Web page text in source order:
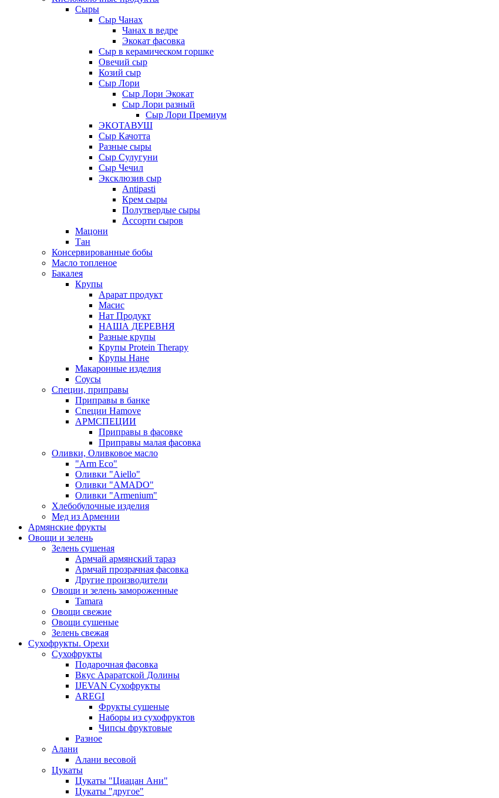
Сыры
Сыр Чанах
Чанах в ведре
Экокат фасовка
Сыр в керамическом горшке
Овечий сыр
Козий сыр
Сыр Лори
Сыр Лори Экокат
Сыр Лори разный
Сыр Лори Премиум
ЭКОТАВУШ
Сыр Качотта
Разные сыры
Сыр Сулугуни
Сыр Чечил
Эксклюзив сыр
Antipasti
Крем сыры
Полутвердые сыры
Ассорти сыров
Мацони
Тан
Консервированные бобы
Масло топленое
Бакалея
Крупы
Арарат продукт
Масис
Нат Продукт
НАША ДЕРЕВНЯ
Разные крупы
Крупы Protein Therapy
Крупы Нане
Макаронные изделия
Соусы
Специи, приправы
Приправы в банке
Специи Hamove
АРМСПЕЦИИ
Приправы в фасовке
Приправы малая фасовка
Оливки, Оливковое масло
"Arm Eco"
Оливки "Aiello"
Оливки "AMADO"
Оливки "Armenium"
Хлебобулочные изделия
Мед из Армении
Армянские фрукты
Овощи и зелень
Зелень сушеная
Армчай армянский тараз
Армчай прозрачная фасовка
Другие производители
Овощи и зелень замороженные
Tamara
Овощи свежие
Овощи сушеные
Зелень свежая
Сухофрукты. Орехи
Сухофрукты
Подарочная фасовка
Вкус Араратской Долины
IJEVAN Сухофрукты
AREGI
Фрукты сушеные
Наборы из сухофруктов
Чипсы фруктовые
Разное
Алани
Алани весовой
Цукаты
Цукаты "Циацан Ани"
Цукаты "другое"